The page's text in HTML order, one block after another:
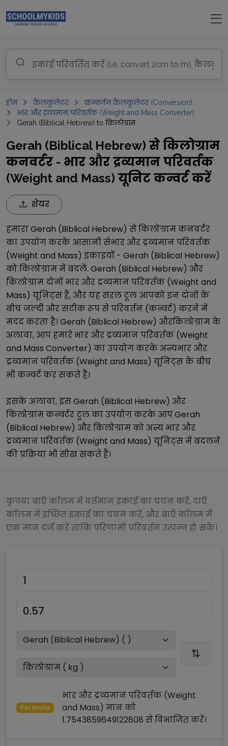
होम कैलकुलेटर
कन्वर्जन कैलकुलेटर (Conversion)
भार और द्रव्यमान परिवर्तक (Weight and Mass Converter)
Gerah (Biblical Hebrew) to किलोग्राम
Gerah (Biblical Hebrew) से किलोग्राम
कनवर्टर - भार और द्रव्यमान परिवर्तक
(Weight and Mass) यूनिट कन्वर्ट करें
शेयर
हमाराGerah (Biblical Hebrew) सेकिलोग्रामकनवर्टर
का उपयोग करके आसानी सेभार और द्रव्यमान परिवर्तक
(Weight and Mass) इकाइयों - Gerah (Biblical Hebrew)
कोकिलोग्राममें बदलें. Gerah (Biblical Hebrew) और
किलोग्रामदोनों भार और द्रव्यमान परिवर्तक (Weight and
Mass) यूनिट्स हैं, और यह सरल टूल आपको इन दोनों के
बीच जल्दी और सटीक रूप से परिवर्तन (कन्वर्ट) करने में
मदद करता है। Gerah (Biblical Hebrew) औरकिलोग्रामके
अलावा, आप हमारे भार और द्रव्यमान परिवर्तक (Weight
and Mass Converter) का उपयोग करके अन्यभार और
द्रव्यमान परिवर्तक (Weight and Mass) यूनिट्स के बीच
भी कन्वर्ट कर सकते हैं।
इसके अलावा, इसGerah (Biblical Hebrew) और
किलोग्रामकन्वर्टर टूल का उपयोग करके आपGerah
(Biblical Hebrew) औरकिलोग्रामको अन्य भार और
द्रव्यमान परिवर्तक (Weight and Mass) यूनिट्स में बदलने
की प्रक्रिया भी सीख सकते हैं।
कृपया बाएँ कॉलम में वर्तमान इकाई का चयन करें, दाएँ
कॉलम में इच्छित इकाई का चयन करें, और बाएँ कॉलम में
एक मान दर्ज करें ताकि परिणामी परिवर्तन उत्पन्न हो सके।
Formula
भार और द्रव्यमान परिवर्तक (Weight
and Mass) मान को
1.7543859649122808 सेविभाजितकरें।